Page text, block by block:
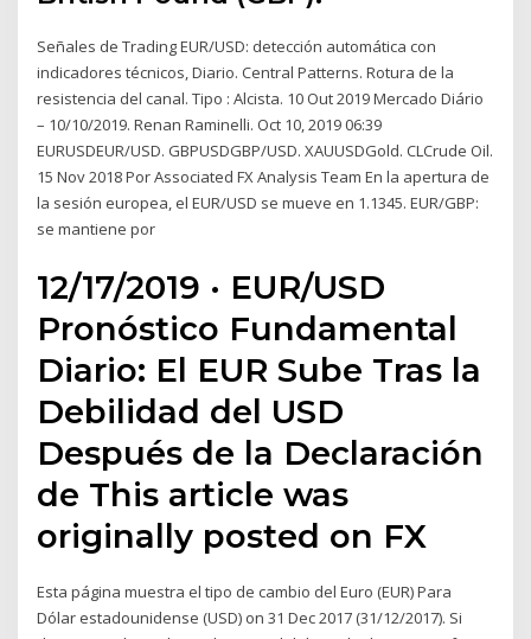
Señales de Trading EUR/USD: detección automática con
indicadores técnicos, Diario. Central Patterns. Rotura de la
resistencia del canal. Tipo : Alcista. 10 Out 2019 Mercado Diário
– 10/10/2019. Renan Raminelli. Oct 10, 2019 06:39
EURUSDEUR/USD. GBPUSDGBP/USD. XAUUSDGold. CLCrude Oil.
15 Nov 2018 Por Associated FX Analysis Team En la apertura de
la sesión europea, el EUR/USD se mueve en 1.1345. EUR/GBP:
se mantiene por
12/17/2019 · EUR/USD
Pronóstico Fundamental
Diario: El EUR Sube Tras la
Debilidad del USD
Después de la Declaración
de This article was
originally posted on FX
Esta página muestra el tipo de cambio del Euro (EUR) Para
Dólar estadounidense (USD) on 31 Dec 2017 (31/12/2017). Si